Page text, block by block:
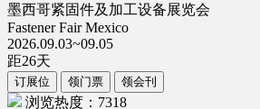
墨西哥紧固件及加工设备展览会
Fastener Fair Mexico
2026.09.03~09.05
距26天
订展位 领门票 领会刊
浏览热度：7318